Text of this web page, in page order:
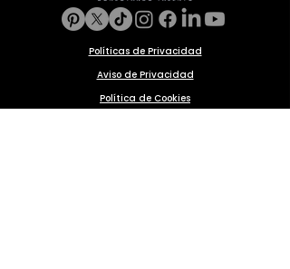
Políticas de Privacidad
Aviso de Privacidad
Política de Cookies